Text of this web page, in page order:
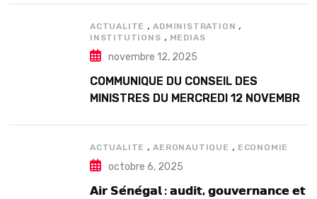
ACTUALITE ,ADMINISTRATION ,
INSTITUTIONS , MEDIAS
novembre 12, 2025
COMMUNIQUE DU CONSEIL DES
MINISTRES DU MERCREDI 12 NOVEMBRE
ACTUALITE ,AERONAUTIQUE , ECONOMIE
octobre 6, 2025
𝗔𝗶𝗿 𝗦𝗲́𝗻𝗲́𝗴𝗮𝗹 : 𝗮𝘂𝗱𝗶𝘁, 𝗴𝗼𝘂𝘃𝗲𝗿𝗻𝗮𝗻𝗰𝗲 𝗲𝘁